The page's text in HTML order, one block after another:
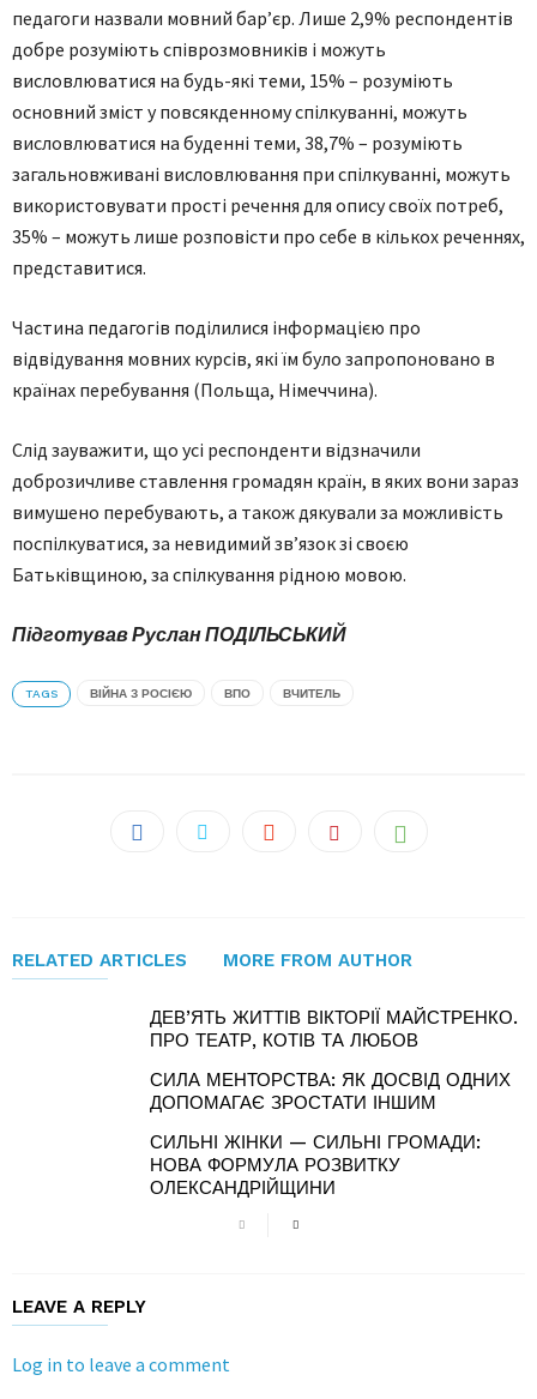
педагоги назвали мовний бар’єр. Лише 2,9% респондентів
добре розуміють співрозмовників і можуть
висловлюватися на будь-які теми, 15% – розуміють
основний зміст у повсякденному спілкуванні, можуть
висловлюватися на буденні теми, 38,7% – розуміють
загальновживані висловлювання при спілкуванні, можуть
використовувати прості речення для опису своїх потреб,
35% – можуть лише розповісти про себе в кількох реченнях,
представитися.
Частина педагогів поділилися інформацією про
відвідування мовних курсів, які їм було запропоновано в
країнах перебування (Польща, Німеччина).
Слід зауважити, що усі респонденти відзначили
доброзичливе ставлення громадян країн, в яких вони зараз
вимушено перебувають, а також дякували за можливість
поспілкуватися, за невидимий зв’язок зі своєю
Батьківщиною, за спілкування рідною мовою.
Підготував Руслан ПОДІЛЬСЬКИЙ
TAGS ВІЙНА З РОСІЄЮ ВПО ВЧИТЕЛЬ
RELATED ARTICLES MORE FROM AUTHOR
ДЕВ’ЯТЬ ЖИТТІВ ВІКТОРІЇ МАЙСТРЕНКО.
ПРО ТЕАТР, КОТІВ ТА ЛЮБОВ
СИЛА МЕНТОРСТВА: ЯК ДОСВІД ОДНИХ
ДОПОМАГАЄ ЗРОСТАТИ ІНШИМ
СИЛЬНІ ЖІНКИ — СИЛЬНІ ГРОМАДИ:
НОВА ФОРМУЛА РОЗВИТКУ
ОЛЕКСАНДРІЙЩИНИ
LEAVE A REPLY
Log in to leave a comment